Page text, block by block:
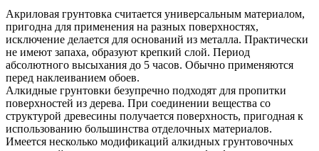
Акриловая грунтовка считается универсальным материалом,
пригодна для применения на разных поверхностях,
исключение делается для оснований из металла. Практически
не имеют запаха, образуют крепкий слой. Период
абсолютного высыхания до 5 часов. Обычно применяются
перед наклеиванием обоев.
Алкидные грунтовки безупречно подходят для пропитки
поверхностей из дерева. При соединении вещества со
структурой древесины получается поверхность, пригодная к
использованию большинства отделочных материалов.
Имеется несколько модификаций алкидных грунтовочных